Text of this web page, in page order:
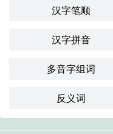
汉字笔顺
汉字拼音
多音字组词
反义词